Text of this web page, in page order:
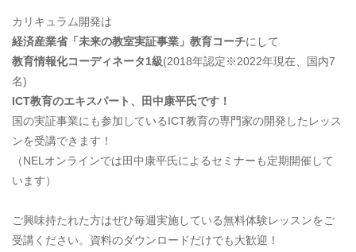
カリキュラム開発は
経済産業省「未来の教室実証事業」教育コーチにして
教育情報化コーディネータ1級(2018年認定※2022年現在、国内7
名)
ICT教育のエキスパート、田中康平氏です！
国の実証事業にも参加しているICT教育の専門家の開発したレッス
ンを受講できます！
（NELオンラインでは田中康平氏によるセミナーも定期開催して
います）
ご興味持たれた方はぜひ毎週実施している無料体験レッスンをご
受講ください。資料のダウンロードだけでも大歓迎！